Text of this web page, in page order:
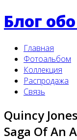
Блог
Главная
Фотоальбом
Коллекция
Распродажа
Связь
Quincy
Saga Of An